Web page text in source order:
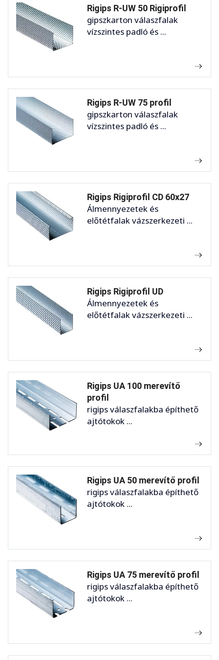
Rigips R-UW 50 Rigiprofil
gipszkarton válaszfalak
vízszintes padló és ...
Rigips R-UW 75 profil
gipszkarton válaszfalak
vízszintes padló és ...
Rigips Rigiprofil CD 60x27
Álmennyezetek és
előtétfalak vázszerkezeti ...
Rigips Rigiprofil UD
Álmennyezetek és
előtétfalak vázszerkezeti ...
Rigips UA 100 merevítő
profil
rigips válaszfalakba építhető
ajtótokok ...
Rigips UA 50 merevítő profil
rigips válaszfalakba építhető
ajtótokok ...
Rigips UA 75 merevítő profil
rigips válaszfalakba építhető
ajtótokok ...